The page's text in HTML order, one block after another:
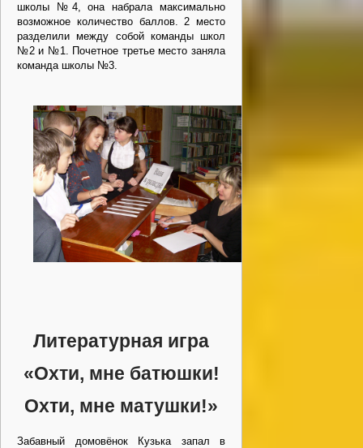
школы №4, она набрала максимально
возможное количество баллов. 2 место
разделили между собой команды школ
№2 и №1. Почетное третье место заняла
команда школы №3.
Литературная игра
«Охти, мне батюшки!
Охти, мне матушки!»
Забавный домовёнок Кузька запал в